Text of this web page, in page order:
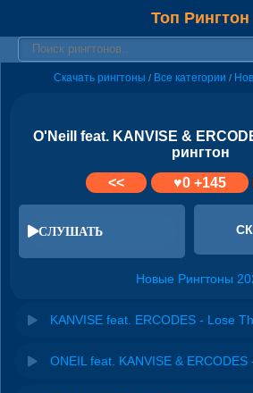
Топ Рингтон
Скачать рингтоны / Все категории /
O'Neill feat. KANVISE &
рингтон
<<
♥0+145
СЛУШАТЬ
Новые Рингтоны
KANVISE feat. ERCODES - Lose